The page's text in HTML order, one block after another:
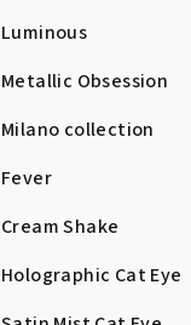
Luminous
Metallic Obsession
Milano collection
Fever
Cream Shake
Holographic Cat Eye